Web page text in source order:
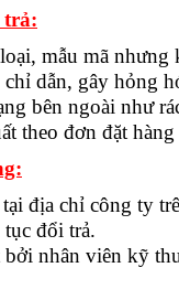
trả:
mẫu mã nhưng
dẫn, gây hỏng
bên ngoài như
theo đơn đặt
địa chỉ công ty
đổi trả.
nhân viên kỹ